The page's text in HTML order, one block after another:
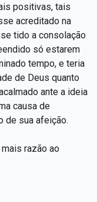
positivas, tais
acreditado na
tido a consolação
só estarem
tempo, e teria
de Deus quanto
ante a ideia
causa de
de sua afeição.
razão ao